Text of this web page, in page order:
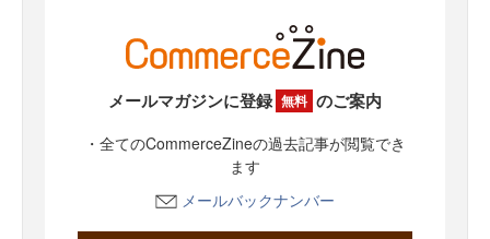
メールマガジンに登録 無料 のご案内
・全てのCommerceZineの過去記事が閲覧でき
ます
メールバックナンバー